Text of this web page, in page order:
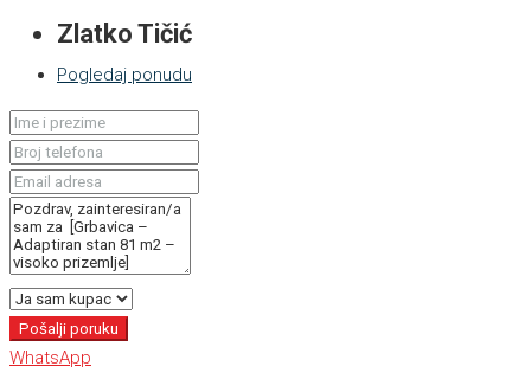
Zlatko Tičić
Pogledaj ponudu
Pošalji poruku
WhatsApp